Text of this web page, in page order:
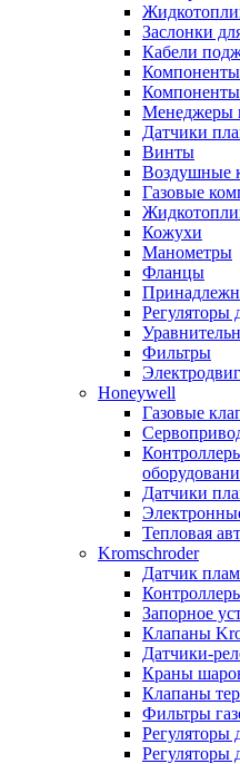
Заслонки
Кабели
Компоненты
Менеджеры
Датчики
Винты
Воздушные
Газовые
Кожухи
Манометры
Фланцы
Регуляторы
Фильтры
Honeywell
Газовые
Датчики
Тепловая
Kromschroder
Датчик
Запорное
Клапаны
Датчики-
Краны
Клапаны
Фильтры
Регуляторы
Регуляторы